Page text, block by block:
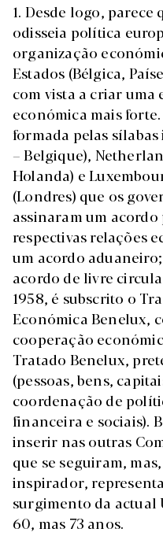
1. Desde logo,
odisseia política
organização
Estados (Bélgica,
com vista a criar
económica mais
formada pelas
– Belgique),
Holanda) e
(Londres) que os
assinaram um
respectivas relações
um acordo
acordo de livre
1958, é subscrito o
Económica Benelux,
cooperação
Tratado Benelux,
(pessoas, bens,
coordenação de
financeira e sociais).
inserir nas outras
que se seguiram,
inspirador,
surgimento da actual
60, mas 73 anos.